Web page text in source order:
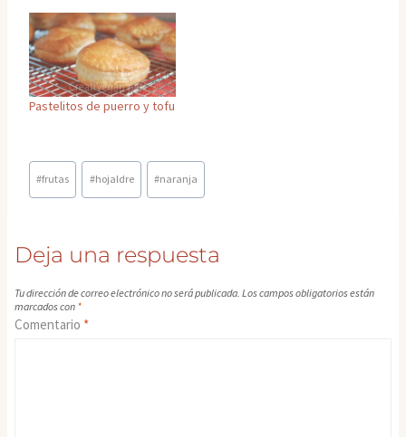
Pastelitos de puerro y tofu
Etiquetas
de
entrada:
#frutas #hojaldre #naranja
Deja una respuesta
Tu dirección de correo electrónico no será publicada. Los campos obligatorios están
marcados con *
Comentario *